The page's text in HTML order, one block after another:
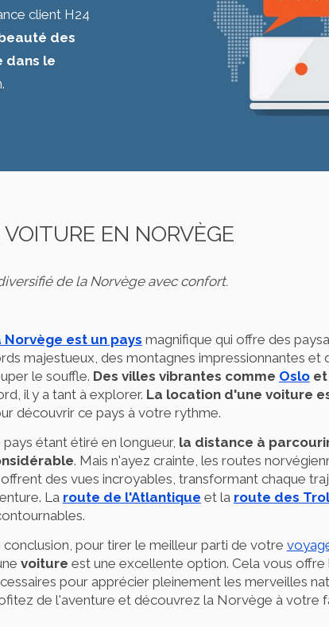
client H24
des
dans le
EN NORVÈGE
de la Norvège avec confort.
Norvège est un pays magnifique qui offre des
majestueux, des montagnes impressionnantes et
le souffle. Des villes vibrantes comme Osloet
il y a tant à explorer. La location d'une voiture
découvrir ce pays à votre rythme.
pays étant étiré en longueur, la distance à
. Mais n'ayez crainte, les routes
des vues incroyables, transformant chaque
La route de l'Atlantique et la route des
conclusion, pour tirer le meilleur parti de votre
voiture est une excellente option. Cela vous
pour apprécier pleinement les merveilles
de l'aventure et découvrez la Norvège à votre